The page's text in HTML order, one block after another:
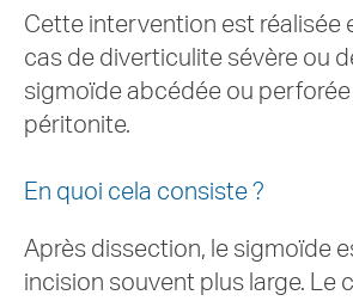
Cette intervention est réalisée
cas de diverticulite sévère ou
sigmoïde abcédée ou
péritonite.
En quoi cela consiste ?
Après dissection, le sigmoïde
incision souvent plus large. Le